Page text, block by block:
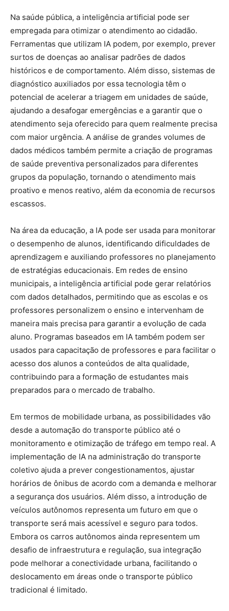
Na saúde pública, a inteligência artificial pode ser
empregada para otimizar o atendimento ao cidadão.
Ferramentas que utilizam IA podem, por exemplo, prever
surtos de doenças ao analisar padrões de dados
históricos e de comportamento. Além disso, sistemas de
diagnóstico auxiliados por essa tecnologia têm o
potencial de acelerar a triagem em unidades de saúde,
ajudando a desafogar emergências e a garantir que o
atendimento seja oferecido para quem realmente precisa
com maior urgência. A análise de grandes volumes de
dados médicos também permite a criação de programas
de saúde preventiva personalizados para diferentes
grupos da população, tornando o atendimento mais
proativo e menos reativo, além da economia de recursos
escassos.
Na área da educação, a IA pode ser usada para monitorar
o desempenho de alunos, identificando dificuldades de
aprendizagem e auxiliando professores no planejamento
de estratégias educacionais. Em redes de ensino
municipais, a inteligência artificial pode gerar relatórios
com dados detalhados, permitindo que as escolas e os
professores personalizem o ensino e intervenham de
maneira mais precisa para garantir a evolução de cada
aluno. Programas baseados em IA também podem ser
usados para capacitação de professores e para facilitar o
acesso dos alunos a conteúdos de alta qualidade,
contribuindo para a formação de estudantes mais
preparados para o mercado de trabalho.
Em termos de mobilidade urbana, as possibilidades vão
desde a automação do transporte público até o
monitoramento e otimização de tráfego em tempo real. A
implementação de IA na administração do transporte
coletivo ajuda a prever congestionamentos, ajustar
horários de ônibus de acordo com a demanda e melhorar
a segurança dos usuários. Além disso, a introdução de
veículos autônomos representa um futuro em que o
transporte será mais acessível e seguro para todos.
Embora os carros autônomos ainda representem um
desafio de infraestrutura e regulação, sua integração
pode melhorar a conectividade urbana, facilitando o
deslocamento em áreas onde o transporte público
tradicional é limitado.